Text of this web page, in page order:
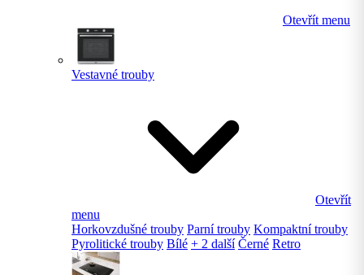
Otevřít menu
Vestavné trouby
Otevřít
menu
Horkovzdušné trouby Parní trouby Kompaktní trouby
Pyrolitické trouby Bílé + 2 další Černé Retro